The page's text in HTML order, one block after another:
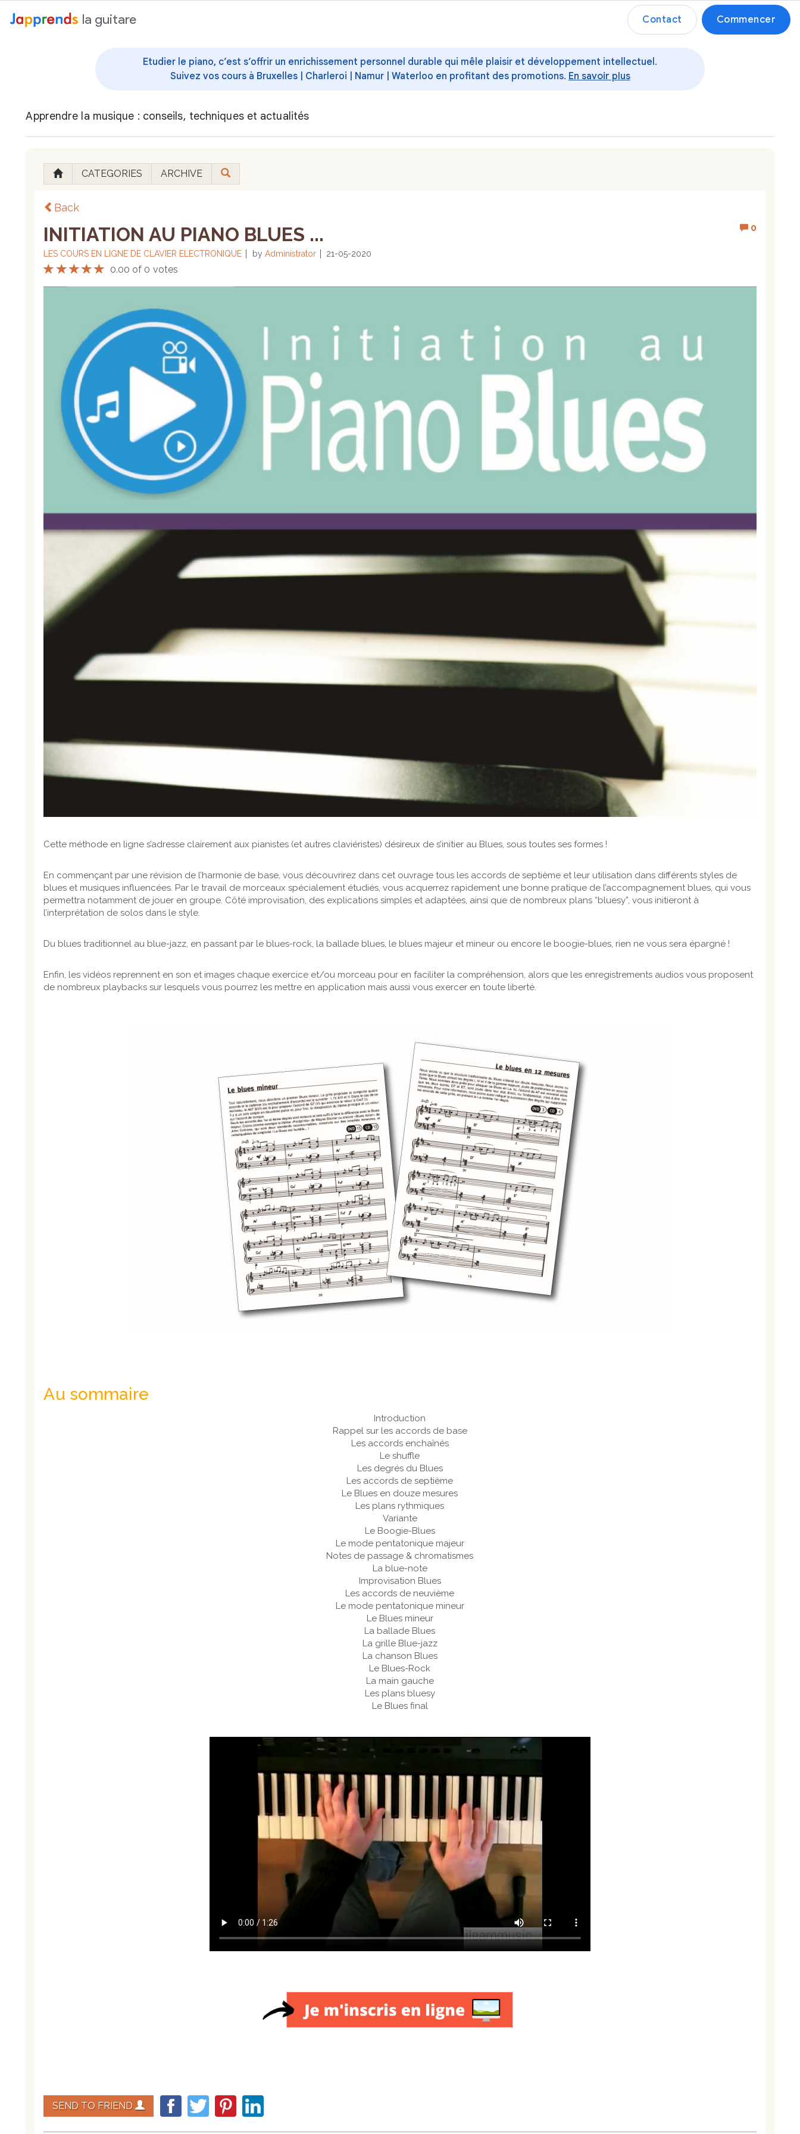
contenu la guitare Contact Commencer
Etudier le piano, c’est s’offrir un enrichissement personnel durable qui mêle plaisir et développement intellectuel.
Suivez vos cours à Bruxelles | Charleroi | Namur | Waterloo en profitant des promotions. En savoir plus
Apprendre la musique : conseils, techniques et actualités
CATEGORIES ARCHIVE
Back
0
INITIATION AU PIANO BLUES ...
LES COURS EN LIGNE DE CLAVIER ELECTRONIQUE by Administrator 21-05-2020
0.00 of 0 votes
Cette méthode en ligne s’adresse clairement aux pianistes (et autres claviéristes) désireux de s’initier au Blues, sous toutes ses formes !
En commençant par une révision de l’harmonie de base, vous découvrirez dans cet ouvrage tous les accords de septième et leur utilisation dans différents styles de
blues et musiques influencées. Par le travail de morceaux spécialement étudiés, vous acquerrez rapidement une bonne pratique de l’accompagnement blues, qui vous
permettra notamment de jouer en groupe. Côté improvisation, des explications simples et adaptées, ainsi que de nombreux plans “bluesy”, vous initieront à
l’interprétation de solos dans le style.
Du blues traditionnel au blue-jazz, en passant par le blues-rock, la ballade blues, le blues majeur et mineur ou encore le boogie-blues, rien ne vous sera épargné !
Enfin, les vidéos reprennent en son et images chaque exercice et/ou morceau pour en faciliter la compréhension, alors que les enregistrements audios vous proposent
de nombreux playbacks sur lesquels vous pourrez les mettre en application mais aussi vous exercer en toute liberté.
Au sommaire
Introduction
Rappel sur les accords de base
Les accords enchaînés
Le shuffle
Les degrés du Blues
Les accords de septième
Le Blues en douze mesures
Les plans rythmiques
Variante
Le Boogie-Blues
Le mode pentatonique majeur
Notes de passage & chromatismes
La blue-note
Improvisation Blues
Les accords de neuvième
Le mode pentatonique mineur
Le Blues mineur
La ballade Blues
La grille Blue-jazz
La chanson Blues
Le Blues-Rock
La main gauche
Les plans bluesy
Le Blues final
SEND TO FRIEND